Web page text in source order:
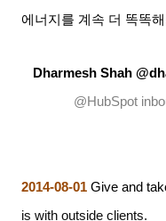
에너지를 계속 더 똑똑
Dharmesh Shah
@HubSpot
2014-08-01 Give and
is with outside clients.